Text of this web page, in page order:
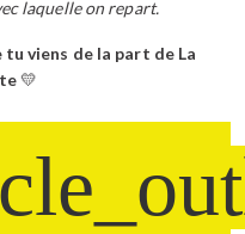
laquelle on repart.
viens de la part de La
💛